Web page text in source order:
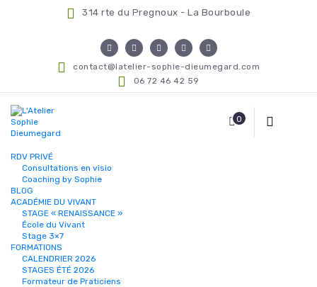
314 rte du Pregnoux - La Bourboule
contact@latelier-sophie-dieumegard.com
06 72 46 42 59
0
RDV PRIVÉ
Consultations en visio
Coaching by Sophie
BLOG
ACADÉMIE DU VIVANT
STAGE « RENAISSANCE »
École du Vivant
Stage 3×7
FORMATIONS
CALENDRIER 2026
STAGES ÉTÉ 2026
Formateur de Praticiens